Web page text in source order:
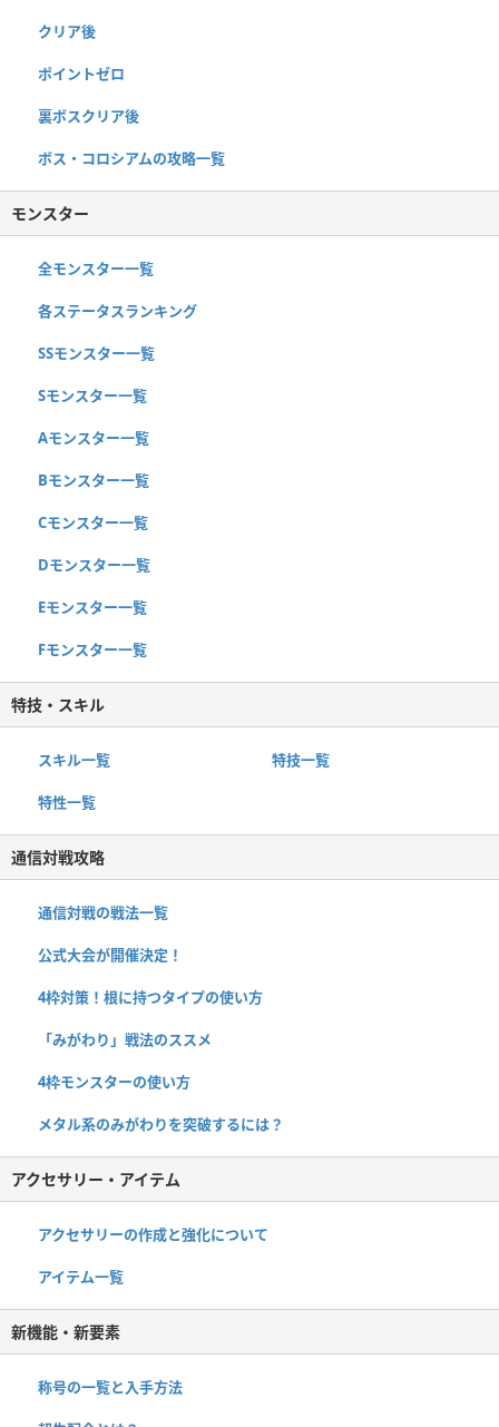
クリア後
ポイントゼロ
裏ボスクリア後
ボス・コロシアムの攻略一覧
モンスター
全モンスター一覧
各ステータスランキング
SSモンスター一覧
Sモンスター一覧
Aモンスター一覧
Bモンスター一覧
Cモンスター一覧
Dモンスター一覧
Eモンスター一覧
Fモンスター一覧
特技・スキル
スキル一覧 特技一覧
特性一覧
通信対戦攻略
通信対戦の戦法一覧
公式大会が開催決定！
4枠対策！根に持つタイプの使い方
「みがわり」戦法のススメ
4枠モンスターの使い方
メタル系のみがわりを突破するには？
アクセサリー・アイテム
アクセサリーの作成と強化について
アイテム一覧
新機能・新要素
称号の一覧と入手方法